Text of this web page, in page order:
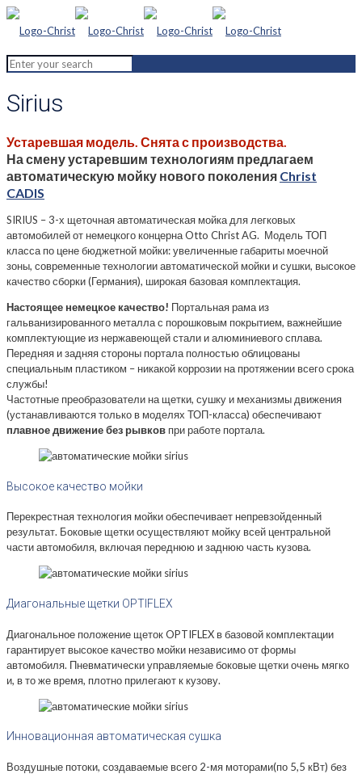
Sirius
Устаревшая модель. Снята с производства.
На смену устаревшим технологиям предлагаем
автоматическую мойку нового поколения Christ
CADIS
SIRIUS – 3-х щеточная автоматическая мойка для легковых
автомобилей от немецкого концерна Otto Christ AG. Модель ТОП
класса по цене бюджетной мойки: увеличенные габариты моечной
зоны, современные технологии автоматической мойки и сушки, высокое
качество сборки (Германия), широкая базовая комплектация.
Настоящее немецкое качество! Портальная рама из
гальванизированного металла с порошковым покрытием, важнейшие
комплектующие из нержавеющей стали и алюминиевого сплава.
Передняя и задняя стороны портала полностью облицованы
специальным пластиком – никакой коррозии на протяжении всего срока
службы!
Частотные преобразователи на щетки, сушку и механизмы движения
(устанавливаются только в моделях ТОП-класса) обеспечивают
плавное движение без рывков при работе портала.
Высокое качество мойки
Перекрестная технология мойки обеспечивает непревзойденный
результат. Боковые щетки осуществляют мойку всей центральной
части автомобиля, включая переднюю и заднюю часть кузова.
Диагональные щетки OPTIFLEX
Диагональное положение щеток OPTIFLEX в базовой комплектации
гарантирует высокое качество мойки независимо от формы
автомобиля. Пневматически управляемые боковые щетки очень мягко
и, в то же время, плотно прилегают к кузову.
Инновационная автоматическая сушка
Воздушные потоки, создаваемые всего 2-мя моторами(по 5,5 кВт) без